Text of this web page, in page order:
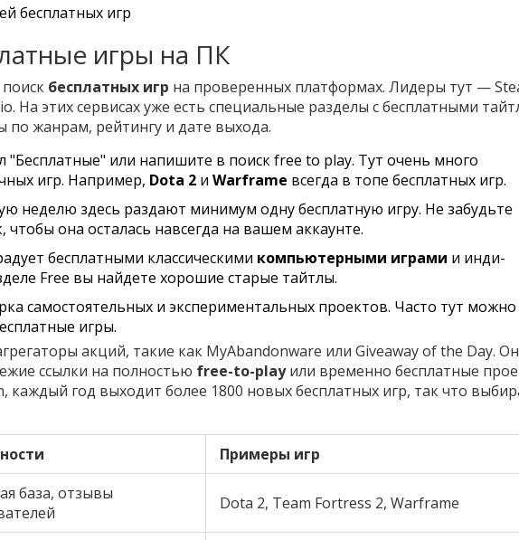
бесплатных игр
игры на ПК
бесплатных игр на проверенных платформах. Лидеры тут —
На этих сервисах уже есть специальные разделы с бесплатными
по жанрам, рейтингу и дате выхода.
"Бесплатные" или напишите в поиск free to play. Тут очень много
игр. Например, Dota 2 и Warframe всегда в топе бесплатных игр.
неделю здесь раздают минимум одну бесплатную игру. Не забудьте
чтобы она осталась навсегда на вашем аккаунте.
бесплатными классическими компьютерными играми и инди-
Free вы найдете хорошие старые тайтлы.
самостоятельных и экспериментальных проектов. Часто тут
игры.
акций, такие как MyAbandonware или Giveaway of the Day.
ссылки на полностью free-to-playили временно бесплатные
каждый год выходит более 1800 новых бесплатных игр, так что
Примеры игр
база, отзывы
Dota 2, Team Fortress 2, Warframe